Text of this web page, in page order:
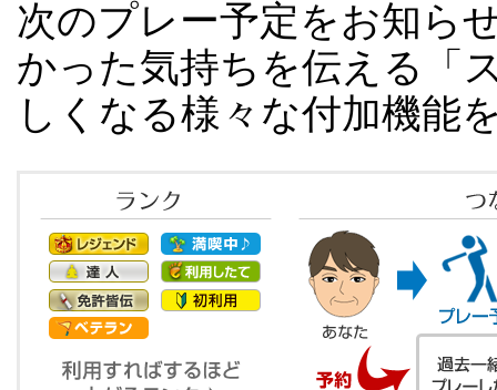
次のプレー予定をお知ら
かった気持ちを伝える「
しくなる様々な付加機能